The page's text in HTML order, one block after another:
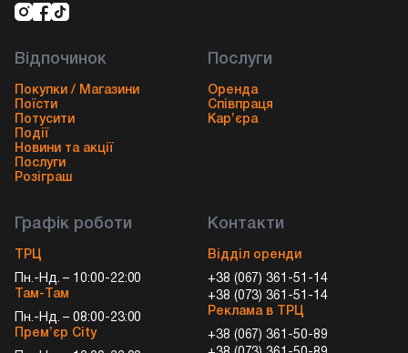
Відпочинок
Покупки / Магазини
Поїсти
Потусити
Події
Новини та акції
Послуги
Розіграш
Послуги
Оренда
Співпраця
Кар’єра
Графік роботи
ТРЦ
Пн.-Нд. – 10:00-22:00
Там-Там
Пн.-Нд. – 08:00-23:00
Прем’єр City
Контакти
Відділ оренди
+38 (067) 361-51-14
+38 (073) 361-51-14
Реклама в ТРЦ
+38 (067) 361-50-89